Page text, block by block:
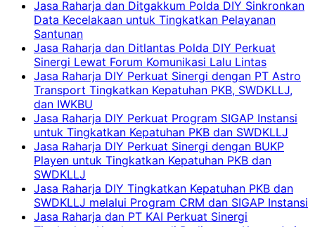
Jasa Raharja dan Ditgakkum Polda DIY Sinkronkan
Data Kecelakaan untuk Tingkatkan Pelayanan
Santunan
Jasa Raharja dan Ditlantas Polda DIY Perkuat
Sinergi Lewat Forum Komunikasi Lalu Lintas
Jasa Raharja DIY Perkuat Sinergi dengan PT Astro
Transport Tingkatkan Kepatuhan PKB, SWDKLLJ,
dan IWKBU
Jasa Raharja DIY Perkuat Program SIGAP Instansi
untuk Tingkatkan Kepatuhan PKB dan SWDKLLJ
Jasa Raharja DIY Perkuat Sinergi dengan BUKP
Playen untuk Tingkatkan Kepatuhan PKB dan
SWDKLLJ
Jasa Raharja DIY Tingkatkan Kepatuhan PKB dan
SWDKLLJ melalui Program CRM dan SIGAP Instansi
Jasa Raharja dan PT KAI Perkuat Sinergi